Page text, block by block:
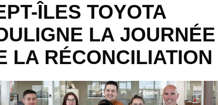
ÎLES TOYOTA
LA JOURNÉE
LA RÉCONCILIATION